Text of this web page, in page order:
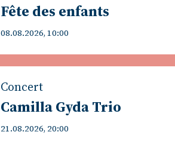
Fête des enfants
08.08.2026, 10:00
Concert
Camilla Gyda Trio
21.08.2026, 20:00